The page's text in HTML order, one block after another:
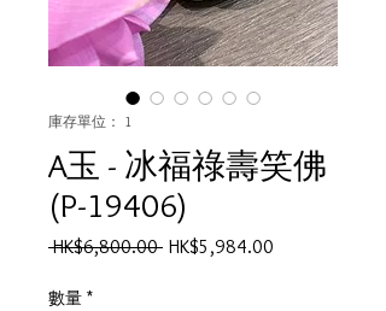
庫存單位： 1
A玉 - 冰福祿壽笑佛
(P-19406)
HK$6,800.00 一HK$5,984.00
數量 *